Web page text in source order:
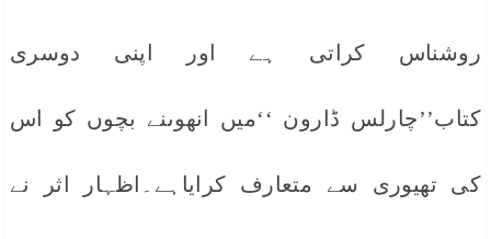
روشناس کراتی ہے اور اپنی دوسری
کتاب’’چارلس ڈارون ‘‘میں انھوںنے بچوں کو اس
کی تھیوری سے متعارف کرایاہے۔اظہار اثر نے